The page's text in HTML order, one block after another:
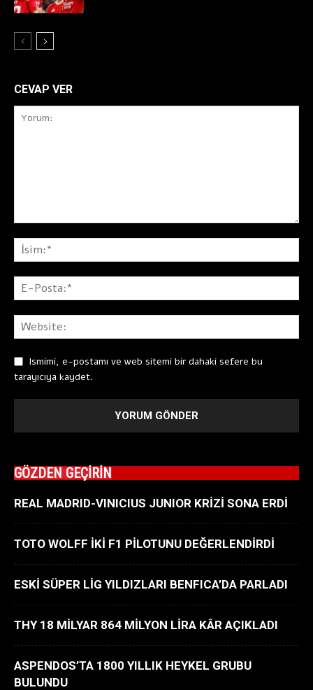
CEVAP VER
Ismimi, e-postamı ve web sitemi bir dahaki sefere bu
tarayıcıya kaydet.
GÖZDEN GEÇİRİN
REAL MADRID-VINICIUS JUNIOR KRİZİ SONA ERDİ
TOTO WOLFF İKİ F1 PİLOTUNU DEĞERLENDİRDİ
ESKİ SÜPER LİG YILDIZLARI BENFICA’DA PARLADI
THY 18 MİLYAR 864 MİLYON LİRA KÂR AÇIKLADI
ASPENDOS’TA 1800 YILLIK HEYKEL GRUBU
BULUNDU